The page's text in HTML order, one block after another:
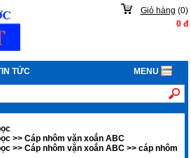
Giỏ hàng (0)
0đ
TỨC MENU
>>Cáp nhôm vặn xoắn ABC
>>Cáp nhôm vặn xoắn ABC >>cáp nhôm